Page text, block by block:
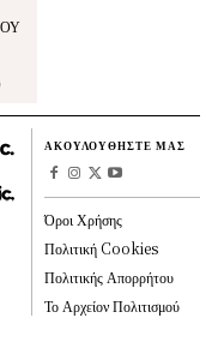
ΑΚΟΥΛΟΥΘΗΣΤΕ ΜΑΣ
Όροι Χρήσης
Πολιτική Cookies
Πολιτικής Απορρήτου
Το Αρχείον Πολιτισμού